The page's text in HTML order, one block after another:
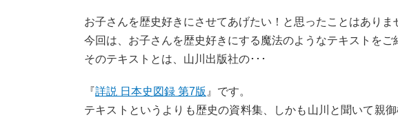
お子さんを歴史好きにさせてあげたい！と思ったことはありま
今回は、お子さんを歴史好きにする魔法のようなテキストをご
そのテキストとは、山川出版社の･･･
『詳説 日本史図録 第7版 』です。
テキストというよりも歴史の資料集、しかも山川と聞いて親